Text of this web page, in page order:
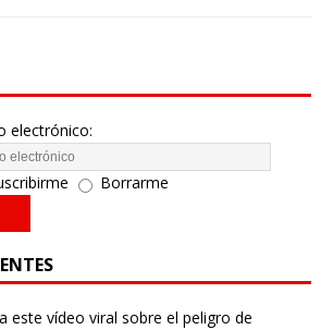
electrónico:
Borrarme
este vídeo viral sobre el peligro de